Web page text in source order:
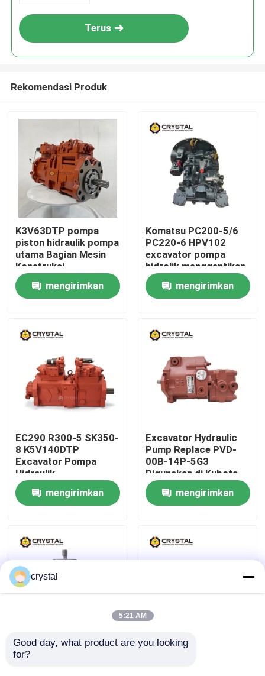
Rumah
Produk
Video
Tentang Kami
Tur Pabrik
Hubungi Kami
Berita
Terus
Rekomendasi Produk
K3V63DTP pompa
piston hidraulik pompa
utama Bagian Mesin
Konstruksi
mengirimkan
Komatsu PC200-5/6
PC220-6 HPV102
excavator pompa
hidrolik menggantikan
impor asli
mengirimkan
EC290 R300-5 SK350-
8 K5V140DTP
Excavator Pompa
Hidraulik
LC10V00029F3
mengirimkan
Excavator Hydraulic
Pump Replace PVD-
00B-14P-5G3
Digunakan di Kubota
15 Revo 17
mengirimkan
Yanmar ViO27-5B
Penggantian pompa
K3V112DTP Bagian
crystal
5:21 AM
Good day, what product are you looking
for?